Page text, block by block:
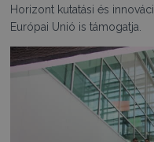
Horizont kutatási és
Európai Unió is támogatja.